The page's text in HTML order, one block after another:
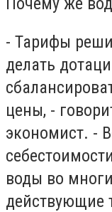
- Тарифы
делать
цены, -
экономист. -
воды во
действующие